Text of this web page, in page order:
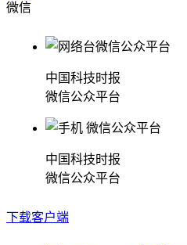
微信
中国科技时报
微信公众平台
中国科技时报
微信公众平台
下载客户端